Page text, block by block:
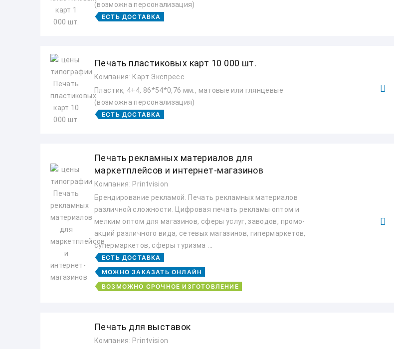
(возможна персонализация)
ЕСТЬ ДОСТАВКА
Печать пластиковых карт 10 000 шт.
Компания: Карт Экспресс
Пластик, 4+4, 86*54*0,76 мм., матовые или глянцевые
(возможна персонализация)
ЕСТЬ ДОСТАВКА
Печать рекламных материалов для
маркетплейсов и интернет-магазинов
Компания: Printvision
Брендирование рекламой. Печать рекламных материалов
различной сложности. Цифровая печать рекламы оптом и
мелким оптом для магазинов, сферы услуг, заводов, промо-
акций различного вида, сетевых магазинов, гипермаркетов,
супермаркетов, сферы туризма ...
ЕСТЬ ДОСТАВКА
МОЖНО ЗАКАЗАТЬ ОНЛАЙН
ВОЗМОЖНО СРОЧНОЕ ИЗГОТОВЛЕНИЕ
Печать для выставок
Компания: Printvision